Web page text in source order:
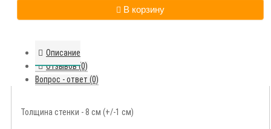
В корзину
Описание
Отзывов (0)
Вопрос - ответ (0)
Толщина стенки - 8 см (+/-1 см)